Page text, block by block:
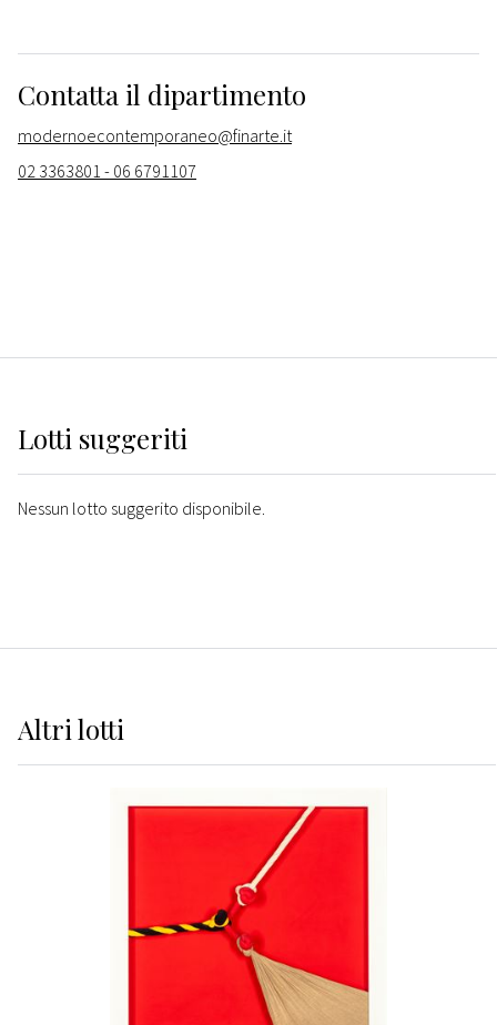
Contatta il dipartimento
modernoecontemporaneo@finarte.it
02 3363801 - 06 6791107
Lotti suggeriti
Nessun lotto suggerito disponibile.
Altrilotti